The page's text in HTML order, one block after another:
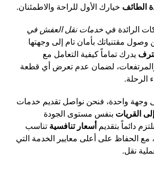
الطائف خيارك الأول للراحة والاطمئنان.
الرائدة فيخدمات نقل العفش في
وصول مقتنياتك بأمان تام إلى وجهتها
يدرك تماماً كيفية التعامل مع
والمرتفعات، لضمان عدم تعرض أي قطعة
الرحلة.
وجهة واحدة، فنحن نواصل تقديم خدمات
القريات بنفس مستوى الجودة
دائماً بتقديم أسعار تنافسية تناسب
مع الحفاظ على أعلى معايير الخدمة التي
نقل.